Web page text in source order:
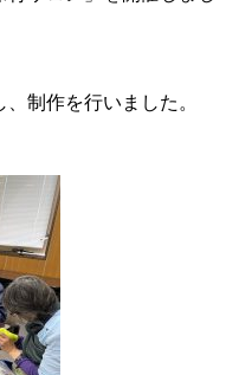
制作を行いました。